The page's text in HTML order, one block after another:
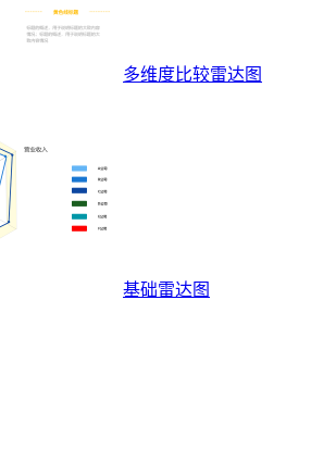
多维度比较雷达图
基础雷达图